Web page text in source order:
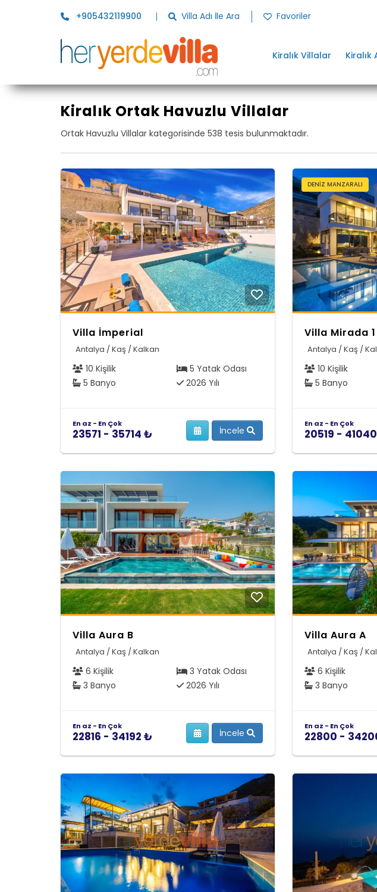
+905432119900 Villa Adı İle Ara Favoriler
Kiralık Villalar
Kiralık Ortak Havuzlu Villalar
Ortak Havuzlu Villalar kategorisinde 538 tesis bulunmaktadır.
Villa İmperial
Antalya / Kaş / Kalkan
10 Kişilik
5 Yatak Odası
5 Banyo
2026 Yılı
En az - En Çok
23571 - 35714 ₺ İncele
DENIZ MANZARALI
Villa Mirada 1
Antalya / Kaş /
10 Kişilik
5 Banyo
En az - En Çok
20519 -
Villa Aura B
Antalya / Kaş / Kalkan
6 Kişilik
3 Yatak Odası
3 Banyo
2026 Yılı
En az - En Çok
22816 - 34192 ₺ İncele
Villa Aura A
Antalya / Kaş /
6 Kişilik
3 Banyo
En az - En Çok
22800 -